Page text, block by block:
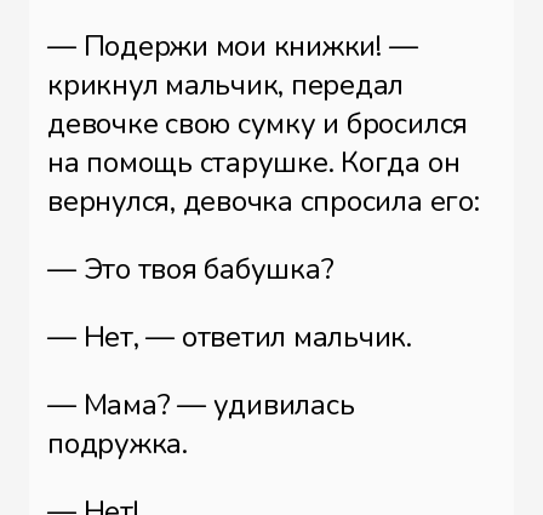
— Подержи мои книжки! —
крикнул мальчик, передал
девочке свою сумку и бросился
на помощь старушке. Когда он
вернулся, девочка спросила его:
— Это твоя бабушка?
— Нет, — ответил мальчик.
— Мама? — удивилась
подружка.